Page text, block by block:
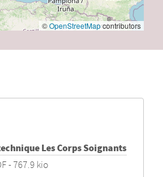
©OpenStreetMapcontributors
Les Corps Soignants
-767.9 kio